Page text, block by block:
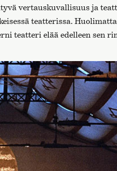
vertauskuvallisuus ja
teatterissa.
teatteri elää edelleen sen